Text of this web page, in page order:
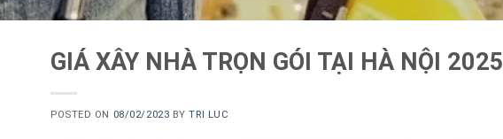
GIÁ XÂY NHÀ TRỌN GÓI TẠI HÀ NỘI 2025
POSTED ON 08/02/2023 BYTRI LUC